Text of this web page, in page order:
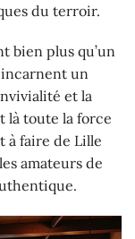
du terroir.
bien plus qu’un
un
et la
là toute la force
à faire de Lille
amateurs de